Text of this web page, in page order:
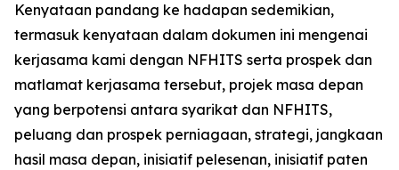
Kenyataan pandang ke hadapan sedemikian,
termasuk kenyataan dalam dokumen ini mengenai
kerjasama kami dengan NFHITS serta prospek dan
matlamat kerjasama tersebut, projek masa depan
yang berpotensi antara syarikat dan NFHITS,
peluang dan prospek perniagaan, strategi, jangkaan
hasil masa depan, inisiatif pelesenan, inisiatif paten